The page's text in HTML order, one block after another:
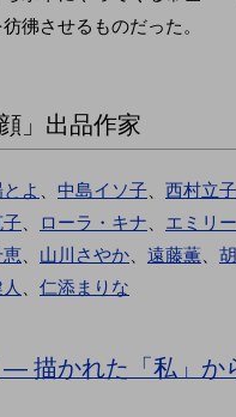
彿させるものだった。
」出品作家
よ 中島イソ子 西村立子
ローラ・キナ
エミリ
山川さやか 遠藤薫
仁添まりな
描かれた「私」か